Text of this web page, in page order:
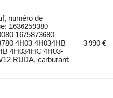
numéro de
1636259380
1675873680
4H03 4H034HB
4H034HC 4H03-
RUDA, carburant:
3 990 €